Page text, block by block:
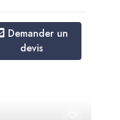
Demander un
devis